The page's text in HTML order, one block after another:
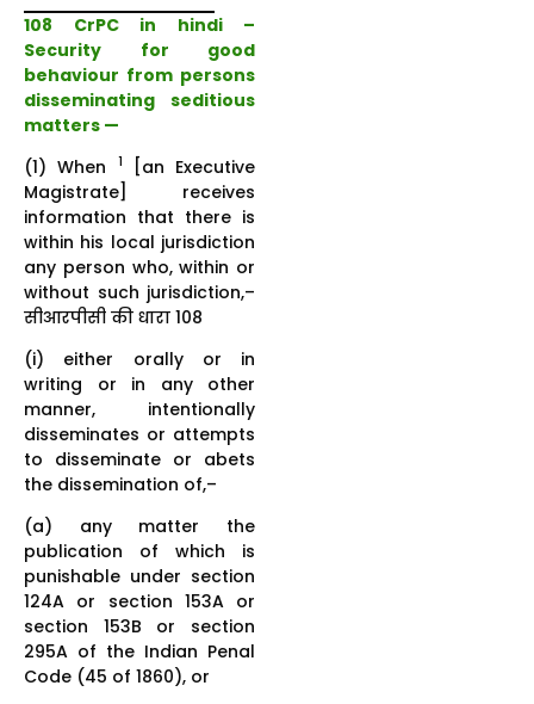
108 CrPC in hindi –
Security for good
behaviour from persons
disseminating seditious
matters —
(1) When
1
[an Executive
Magistrate] receives
information that there is
within his local jurisdiction
any person who, within or
without such jurisdiction,–
सीआरपीसी की धारा 108
(i) either orally or in
writing or in any other
manner, intentionally
disseminates or attempts
to disseminate or abets
the dissemination of,–
(a) any matter the
publication of which is
punishable under section
124A or section 153A or
section 153B or section
295A of the Indian Penal
Code (45 of 1860), or